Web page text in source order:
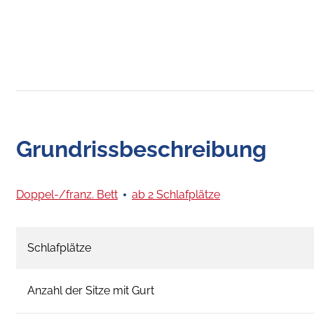
Grundrissbeschreibung
Doppel-/franz. Bett ab 2 Schlafplätze
Schlafplätze
Anzahl der Sitze mit Gurt